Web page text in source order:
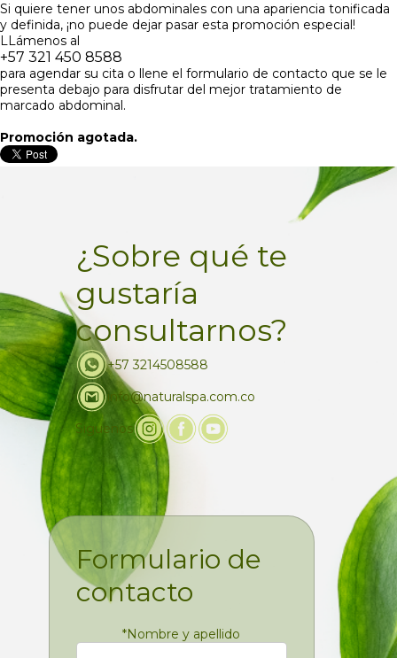
Si quiere tener unos abdominales con una apariencia tonificada
y definida, ¡no puede dejar pasar esta promoción especial!
LLámenos al
+57 321 450 8588
para agendar su cita o llene el formulario de contacto que se le
presenta debajo para disfrutar del mejor tratamiento de
marcado abdominal.
Promoción agotada.
¿Sobre qué te
gustaría
consultarnos?
+57 3214508588
info@naturalspa.com.co
Siguenos
Formulario de
contacto
*Nombre y apellido